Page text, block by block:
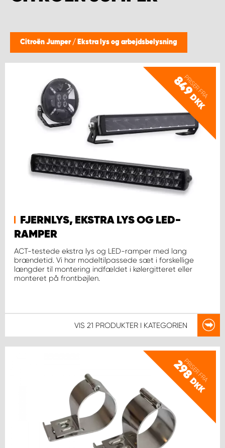
Citroën Jumper / Ekstra lys og arbejdsbelysning
PRISER FRA
849
DKK
FJERNLYS, EKSTRA LYS OG LED-
RAMPER
ACT-testede ekstra lys og LED-ramper med lang
brændetid. Vi har modeltilpassede sæt i forskellige
længder til montering indfældet i kølergitteret eller
monteret på frontbøjlen.
VIS 21 PRODUKTER I KATEGORIEN
PRISER FRA
298
DKK